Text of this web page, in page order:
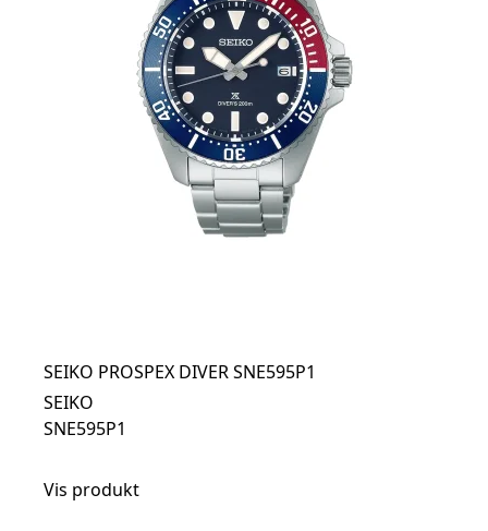
SEIKO PROSPEX DIVER SNE595P1
SEIKO
SNE595P1
Vis produkt